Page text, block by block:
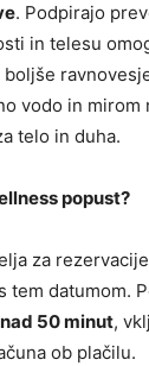
. Podpirajo
in telesu
vodo in mirom
telo in duha.
popust?
za
tem datumom.
50 minut,
ob plačilu.